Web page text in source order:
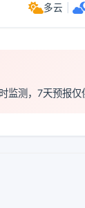
多云
监测，7天预报